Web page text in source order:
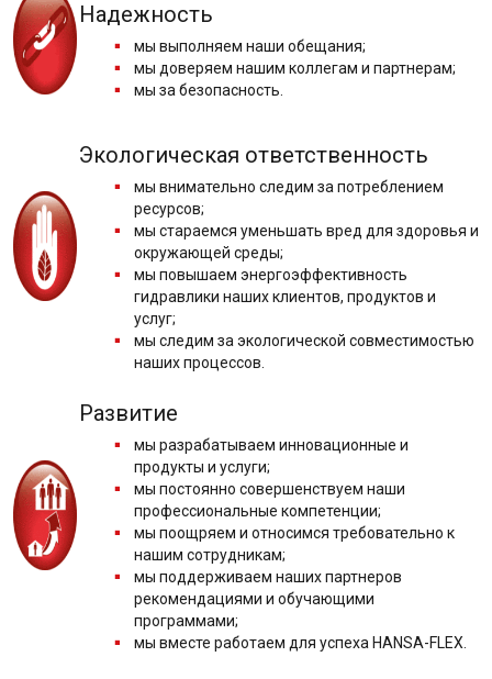
Надежность
мы выполняем наши обещания;
мы доверяем нашим коллегам и партнерам;
мы за безопасность.
Экологическая ответственность
мы внимательно следим за потреблением
ресурсов;
мы стараемся уменьшать вред для здоровья и
окружающей среды;
мы повышаем энергоэффективность
гидравлики наших клиентов, продуктов и
услуг;
мы следим за экологической совместимостью
наших процессов.
Развитие
мы разрабатываем инновационные и
продукты и услуги;
мы постоянно совершенствуем наши
профессиональные компетенции;
мы поощряем и относимся требовательно к
нашим сотрудникам;
мы поддерживаем наших партнеров
рекомендациями и обучающими
программами;
мы вместе работаем для успеха HANSA-FLEX.